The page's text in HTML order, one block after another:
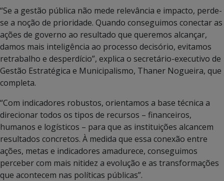
“Se a gestão pública não mede relevância e impacto, perde-
se a noção de prioridade. Quando conseguimos conectar as
ações de governo ao resultado que queremos alcançar,
damos mais inteligência ao processo decisório, evitamos
retrabalho e desperdício”, explica o secretário-executivo de
Gestão Estratégica e Municipalismo, Thaner Nogueira, que
completa.
“Com indicadores robustos, orientamos a base técnica a
direcionar todos os tipos de recursos – financeiros,
humanos e logísticos – para que as instituições alcancem
resultados concretos. À medida que essa conexão entre
ações, metas e indicadores amadurece, conseguimos
perceber com mais nitidez a evolução e as transformações
que acontecem nas políticas públicas”.